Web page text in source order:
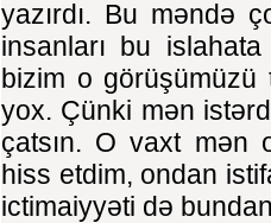
yazırdı. Bu məndə
insanları bu
bizim o
yox. Çünki mən
çatsın. O vaxt mən
hiss etdim, ondan
ictimaiyyəti də